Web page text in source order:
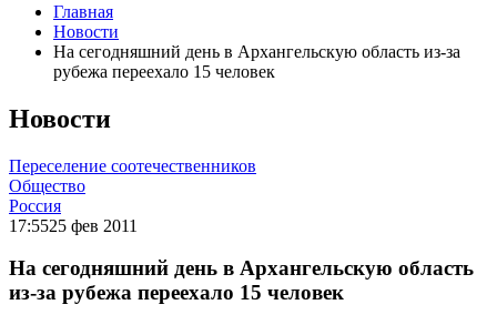
Главная
Новости
На сегодняшний день в Архангельскую область из-за
рубежа переехало 15 человек
Новости
Переселение соотечественников
Общество
Россия
17:5525 фев 2011
На сегодняшний день в Архангельскую область
из-за рубежа переехало 15 человек